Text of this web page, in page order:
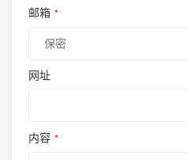
邮箱 *
网址
内容 *